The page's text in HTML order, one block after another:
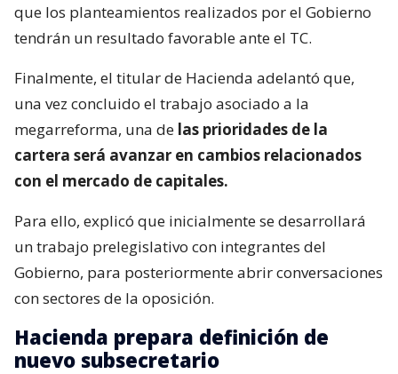
que los planteamientos realizados por el Gobierno
tendrán un resultado favorable ante el TC.
Finalmente, el titular de Hacienda adelantó que,
una vez concluido el trabajo asociado a la
megarreforma, una de las prioridades de la
cartera será avanzar en cambios relacionados
con el mercado de capitales.
Para ello, explicó que inicialmente se desarrollará
un trabajo prelegislativo con integrantes del
Gobierno, para posteriormente abrir conversaciones
con sectores de la oposición.
Hacienda prepara definición de
nuevo subsecretario